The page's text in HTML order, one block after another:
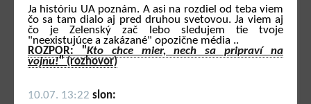
Ja históriu UA poznám. A asi na rozdiel od teba viem
čo sa tam dialo aj pred druhou svetovou. Ja viem aj
čo je Zelenský zač lebo sledujem tie tvoje
"neexistujúce a zakázané" opozične média ..
ROZPOR: "Kto chce mier, nech sa pripraví na
vojnu!" (rozhovor)
10.07. 13:22 slon: